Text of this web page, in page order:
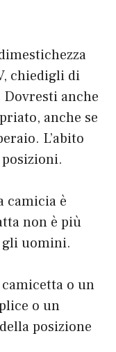
chiedigli di
anche
anche se
L’abito
camicia è
non è più
gli uomini.
o un
o un
posizione